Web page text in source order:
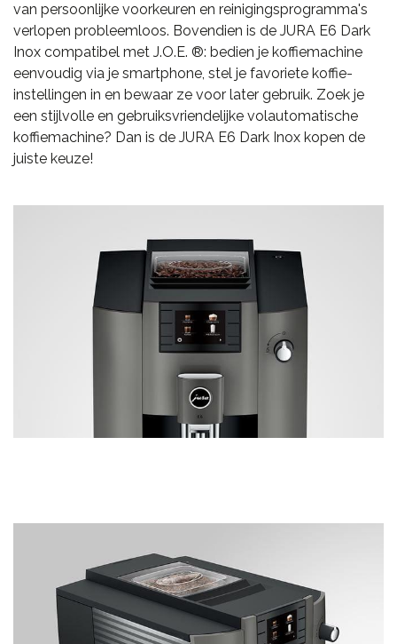
van persoonlijke voorkeuren en reinigingsprogramma's
verlopen probleemloos. Bovendien is de JURA E6 Dark
Inox compatibel met J.O.E. ®: bedien je koffiemachine
eenvoudig via je smartphone, stel je favoriete koffie-
instellingen in en bewaar ze voor later gebruik. Zoek je
een stijlvolle en gebruiksvriendelijke volautomatische
koffiemachine? Dan is de JURA E6 Dark Inox kopen de
juiste keuze!